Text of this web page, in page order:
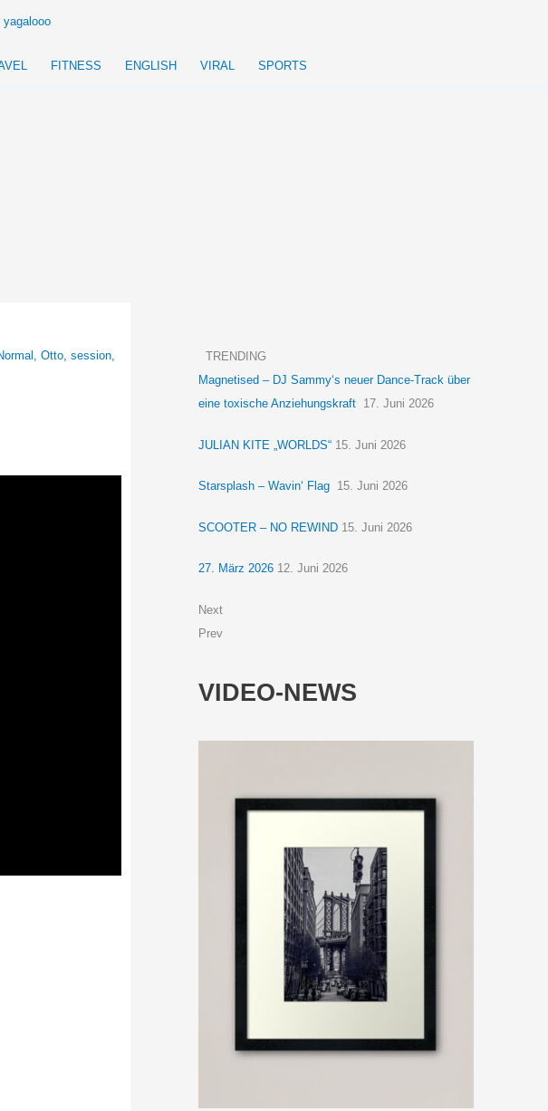
FITNESS ENGLISH VIRAL SPORTS
, Otto, session,
TRENDING
Magnetised – DJ Sammy‘s neuer Dance-Track über
eine toxische Anziehungskraft 17. Juni 2026
JULIAN KITE „WORLDS“ 15. Juni 2026
Starsplash – Wavin‘ Flag 15. Juni 2026
SCOOTER – NO REWIND 15. Juni 2026
27. März 2026 12. Juni 2026
Next
Prev
VIDEO-NEWS